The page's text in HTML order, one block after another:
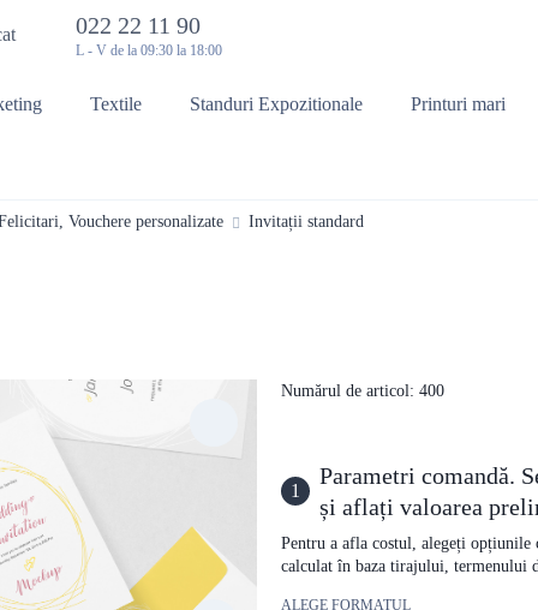
022 22 11 90
L - V de la 09:30 la 18:00
Textile Standuri Expozitionale Printuri mari
Vouchere personalizate Invitații standard
Numărul de articol: 400
1
Parametri comandă.
și aflați valoarea
Pentru a afla costul, alegeți opțiunile
calculat în baza tirajului, termenului
ALEGE FORMATUL